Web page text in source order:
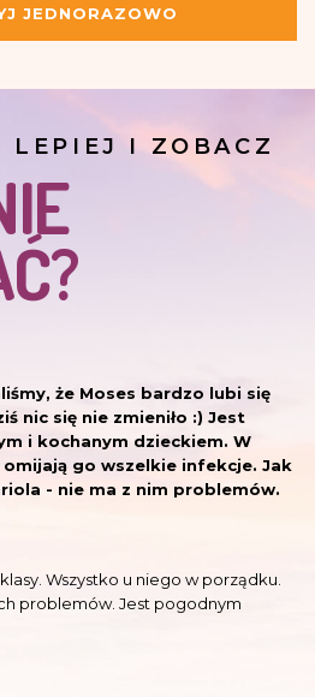
JEDNORAZOWO
LEPIEJ I ZOBACZ
że Moses bardzo lubi się
nic się nie zmieniło :) Jest
i kochanym dzieckiem. W
go wszelkie infekcje. Jak
- nie ma z nim problemów.
Wszystko u niego w porządku.
problemów. Jest pogodnym